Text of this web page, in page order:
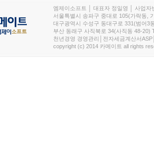
엠제이소프트 │ 대표자 정일영 │ 사업
서울특별시 송파구 중대로 105(가락동,
대구광역시 수성구 동대구로 331(범어3
부산 동래구 사직북로 34(사직동 48-20)
천년경영 경영관리│전자세금계산서
copyright (c) 2014 카메이트 all rights